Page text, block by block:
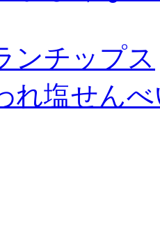
ンチップス
れ塩せん